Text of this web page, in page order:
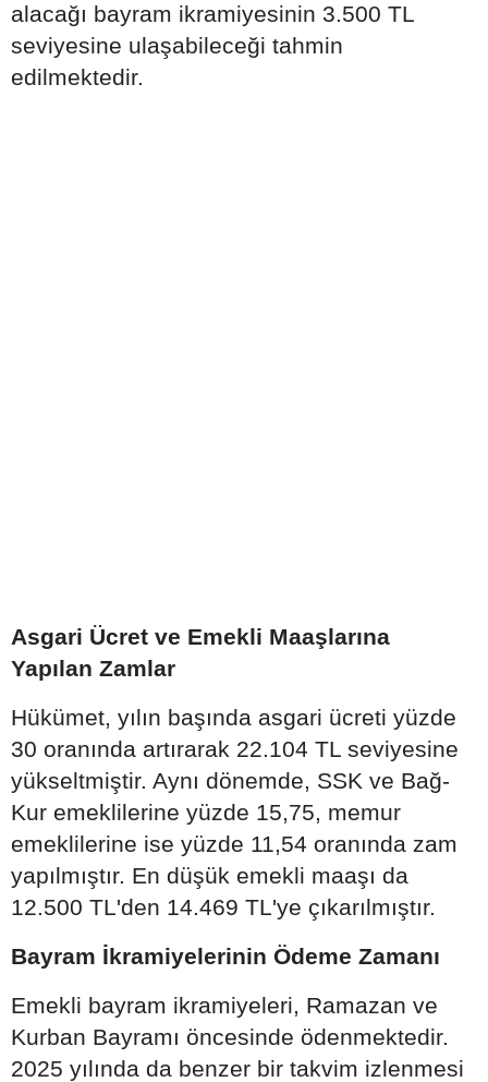
alacağı bayram ikramiyesinin 3.500 TL
seviyesine ulaşabileceği tahmin
edilmektedir.
Asgari Ücret ve Emekli Maaşlarına
Yapılan Zamlar
Hükümet, yılın başında asgari ücreti yüzde
30 oranında artırarak 22.104 TL seviyesine
yükseltmiştir. Aynı dönemde, SSK ve Bağ-
Kur emeklilerine yüzde 15,75, memur
emeklilerine ise yüzde 11,54 oranında zam
yapılmıştır. En düşük emekli maaşı da
12.500 TL'den 14.469 TL'ye çıkarılmıştır.
Bayram İkramiyelerinin Ödeme Zamanı
Emekli bayram ikramiyeleri, Ramazan ve
Kurban Bayramı öncesinde ödenmektedir.
2025 yılında da benzer bir takvim izlenmesi